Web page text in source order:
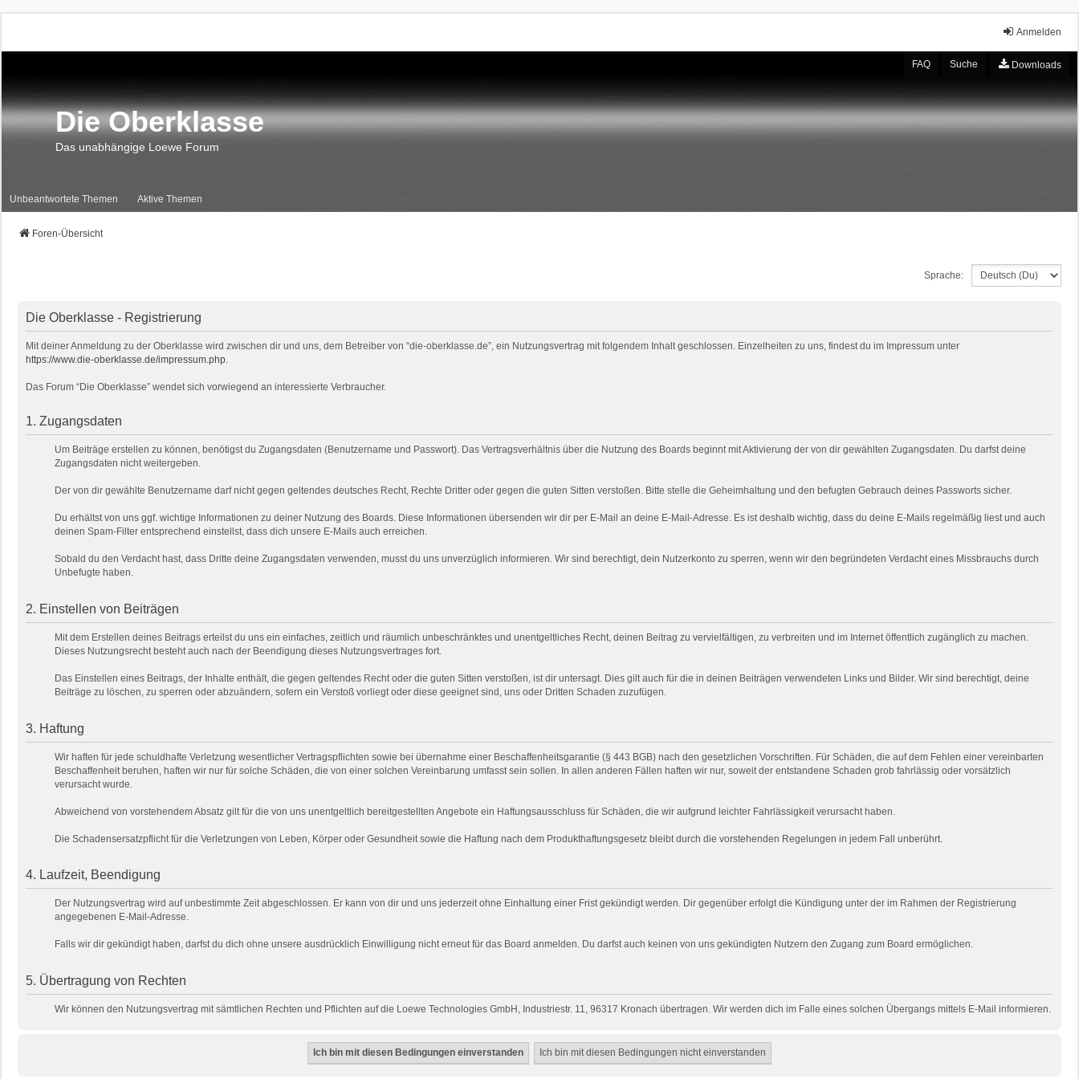
Anmelden
FAQ Suche Downloads
Die Oberklasse
Das unabhängige Loewe Forum
Unbeantwortete Themen Aktive Themen
Foren-Übersicht
Sprache:
Die Oberklasse - Registrierung
Mit deiner Anmeldung zu der Oberklasse wird zwischen dir und uns, dem Betreiber von “die-oberklasse.de”, ein Nutzungsvertrag mit folgendem Inhalt geschlossen. Einzelheiten zu uns, findest du im Impressum unter
https://www.die-oberklasse.de/impressum.php.
Das Forum “Die Oberklasse” wendet sich vorwiegend an interessierte Verbraucher.
1. Zugangsdaten
Um Beiträge erstellen zu können, benötigst du Zugangsdaten (Benutzername und Passwort). Das Vertragsverhältnis über die Nutzung des Boards beginnt mit Aktivierung der von dir gewählten Zugangsdaten. Du darfst deine
Zugangsdaten nicht weitergeben.
Der von dir gewählte Benutzername darf nicht gegen geltendes deutsches Recht, Rechte Dritter oder gegen die guten Sitten verstoßen. Bitte stelle die Geheimhaltung und den befugten Gebrauch deines Passworts sicher.
Du erhältst von uns ggf. wichtige Informationen zu deiner Nutzung des Boards. Diese Informationen übersenden wir dir per E-Mail an deine E-Mail-Adresse. Es ist deshalb wichtig, dass du deine E-Mails regelmäßig liest und auch
deinen Spam-Filter entsprechend einstellst, dass dich unsere E-Mails auch erreichen.
Sobald du den Verdacht hast, dass Dritte deine Zugangsdaten verwenden, musst du uns unverzüglich informieren. Wir sind berechtigt, dein Nutzerkonto zu sperren, wenn wir den begründeten Verdacht eines Missbrauchs durch
Unbefugte haben.
2. Einstellen von Beiträgen
Mit dem Erstellen deines Beitrags erteilst du uns ein einfaches, zeitlich und räumlich unbeschränktes und unentgeltliches Recht, deinen Beitrag zu vervielfältigen, zu verbreiten und im Internet öffentlich zugänglich zu machen.
Dieses Nutzungsrecht besteht auch nach der Beendigung dieses Nutzungsvertrages fort.
Das Einstellen eines Beitrags, der Inhalte enthält, die gegen geltendes Recht oder die guten Sitten verstoßen, ist dir untersagt. Dies gilt auch für die in deinen Beiträgen verwendeten Links und Bilder. Wir sind berechtigt, deine
Beiträge zu löschen, zu sperren oder abzuändern, sofern ein Verstoß vorliegt oder diese geeignet sind, uns oder Dritten Schaden zuzufügen.
3. Haftung
Wir haften für jede schuldhafte Verletzung wesentlicher Vertragspflichten sowie bei übernahme einer Beschaffenheitsgarantie (§ 443 BGB) nach den gesetzlichen Vorschriften. Für Schäden, die auf dem Fehlen einer vereinbarten
Beschaffenheit beruhen, haften wir nur für solche Schäden, die von einer solchen Vereinbarung umfasst sein sollen. In allen anderen Fällen haften wir nur, soweit der entstandene Schaden grob fahrlässig oder vorsätzlich
verursacht wurde.
Abweichend von vorstehendem Absatz gilt für die von uns unentgeltlich bereitgestellten Angebote ein Haftungsausschluss für Schäden, die wir aufgrund leichter Fahrlässigkeit verursacht haben.
Die Schadensersatzpflicht für die Verletzungen von Leben, Körper oder Gesundheit sowie die Haftung nach dem Produkthaftungsgesetz bleibt durch die vorstehenden Regelungen in jedem Fall unberührt.
4. Laufzeit, Beendigung
Der Nutzungsvertrag wird auf unbestimmte Zeit abgeschlossen. Er kann von dir und uns jederzeit ohne Einhaltung einer Frist gekündigt werden. Dir gegenüber erfolgt die Kündigung unter der im Rahmen der Registrierung
angegebenen E-Mail-Adresse.
Falls wir dir gekündigt haben, darfst du dich ohne unsere ausdrücklich Einwilligung nicht erneut für das Board anmelden. Du darfst auch keinen von uns gekündigten Nutzern den Zugang zum Board ermöglichen.
5. Übertragung von Rechten
Wir können den Nutzungsvertrag mit sämtlichen Rechten und Pflichten auf die Loewe Technologies GmbH, Industriestr. 11, 96317 Kronach übertragen. Wir werden dich im Falle eines solchen Übergangs mittels E-Mail informieren.